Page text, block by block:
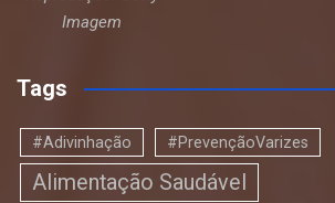
Imagem
Tags
#Adivinhação #PrevençãoVarizes
Alimentação Saudável